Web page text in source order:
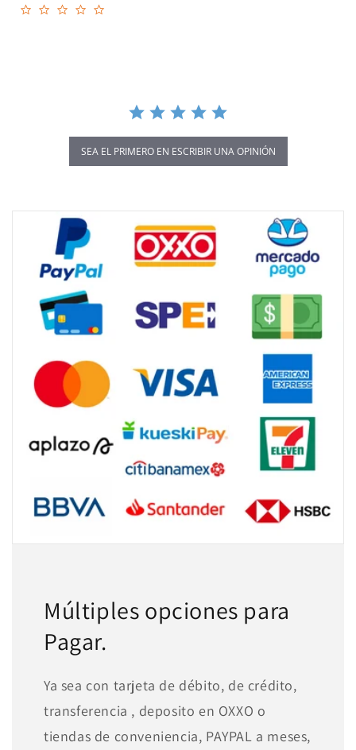
SEA EL PRIMERO EN ESCRIBIR UNA OPINIÓN
Múltiples opciones para
Pagar.
Ya sea con tarjeta de débito, de crédito,
transferencia , deposito en OXXO o
tiendas de conveniencia, PAYPAL a meses,